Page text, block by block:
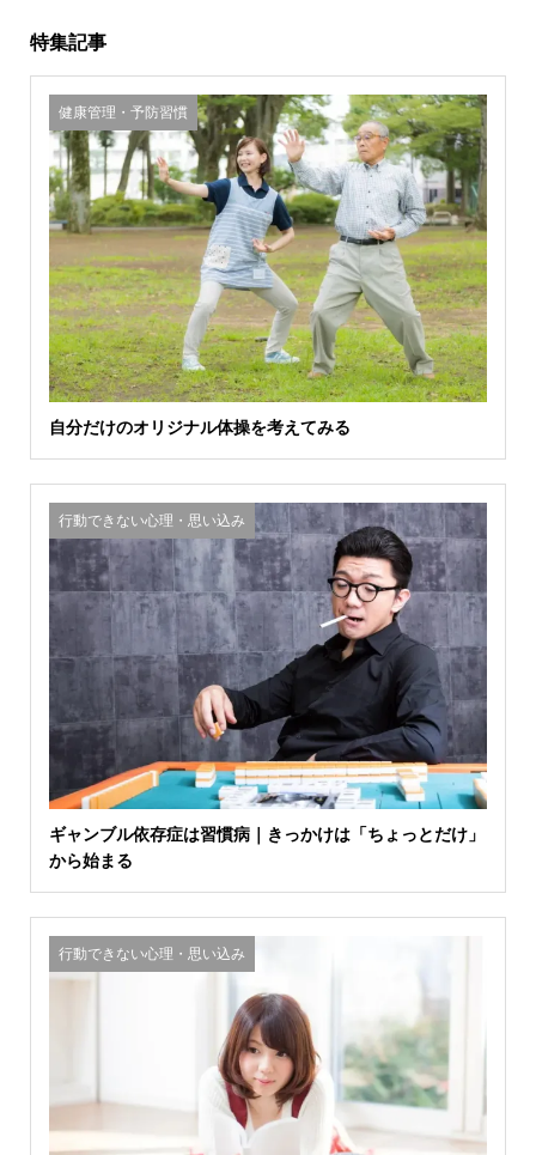
特集記事
健康管理・予防習慣
自分だけのオリジナル体操を考えてみる
行動できない心理・思い込み
ギャンブル依存症は習慣病｜きっかけは「ちょっとだけ」
から始まる
行動できない心理・思い込み